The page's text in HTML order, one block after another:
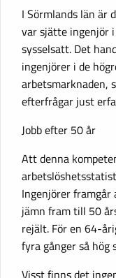
I Sörmlands län är
var sjätte ingenjör
sysselsatt. Det
ingenjörer i de
arbetsmarknaden,
efterfrågar just
Jobb efter 50 år
Att denna
Ingenjörer
jämn fram till 50
rejält. För en 64-
fyra gånger så hög
Visst finns det